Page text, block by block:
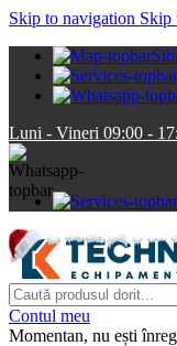
Skip to navigation Skip
Luni - Vineri 09:00 -
Contul meu
Momentan, nu ești